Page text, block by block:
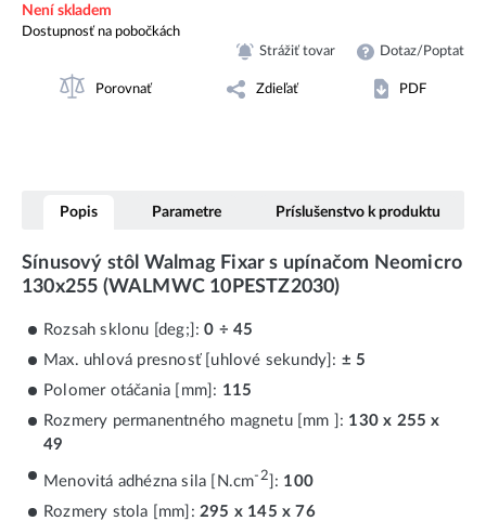
Není skladem
Dostupnosť na pobočkách
Strážiť tovar Dotaz/Poptat
Porovnať Zdieľať PDF
Popis Parametre Príslušenstvo k produktu
Sínusový stôl Walmag Fixar s upínačom Neomicro
130x255 (WALMWC 10PESTZ2030)
Rozsah sklonu [deg;]:0 ÷ 45
Max. uhlová presnosť [uhlové sekundy]: ± 5
Polomer otáčania [mm]: 115
Rozmery permanentného magnetu [mm ]: 130 x 255 x
49
Menovitá adhézna sila [N.cm-2 ]: 100
Rozmery stola [mm]: 295 x 145 x 76